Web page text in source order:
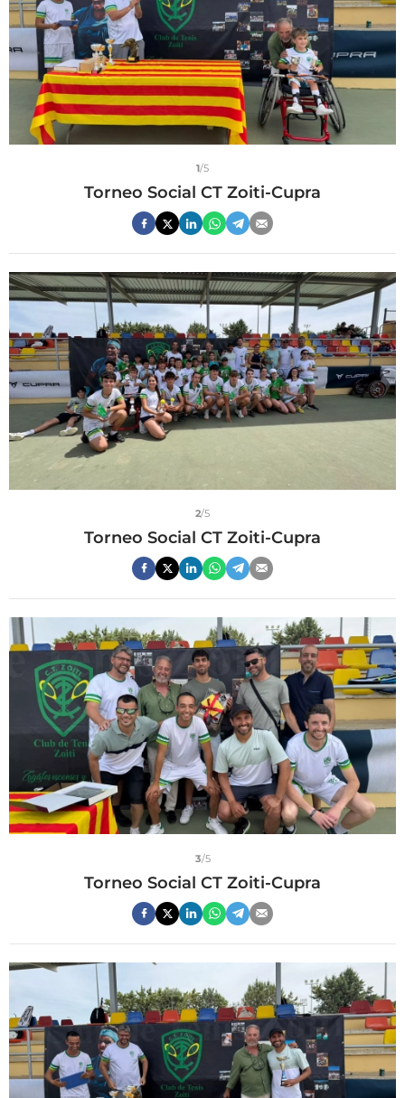
1/5
Torneo Social CT Zoiti-Cupra
2/5
Torneo Social CT Zoiti-Cupra
3/5
Torneo Social CT Zoiti-Cupra